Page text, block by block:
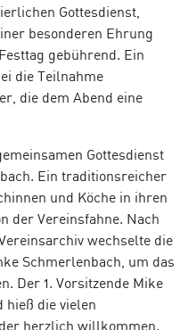
Gottesdienst,
besonderen Ehrung
gebührend. Ein
die Teilnahme
die dem Abend eine
Gottesdienst
Ein traditionsreicher
und Köche in ihren
der Vereinsfahne. Nach
wechselte die
Schmerlenbach, um das
Der 1. Vorsitzende Mike
hieß die vielen
herzlich willkommen.